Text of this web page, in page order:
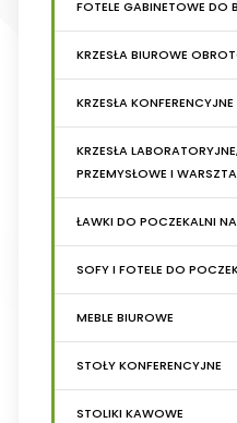
FOTELE GABINETOWE DO
KRZESŁA BIUROWE
KRZESŁA KONFERENCYJNE
KRZESŁA LABORATORYJNE,
PRZEMYSŁOWE I
ŁAWKI DO POCZEKALNI
SOFY I FOTELE DO
MEBLE BIUROWE
STOŁY KONFERENCYJNE
STOLIKI KAWOWE